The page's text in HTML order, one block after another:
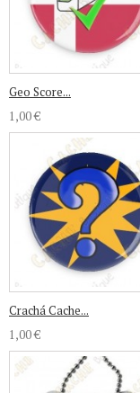
Geo Score...
1,00 €
Crachá Cache...
1,00 €